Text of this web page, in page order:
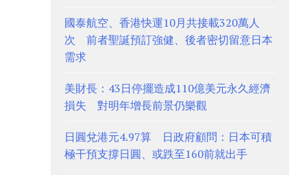
國泰航空、香港快運10月共接載320萬人
次 前者聖誕預訂強健、後者密切留意日本
需求
美財長：43日停擺造成110億美元永久經濟
損失 對明年增長前景仍樂觀
日圓兌港元4.97算 日政府顧問：日本可積
極干預支撐日圓、或跌至160前就出手